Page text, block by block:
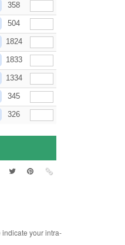
358
504
1824
1833
1334
345
326
indicate your intra-